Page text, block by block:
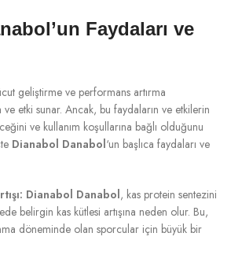
Faydaları ve
geliştirme ve performans artırma
etki sunar. Ancak, bu faydaların ve etkilerin
ve kullanım koşullarına bağlı olduğunu
Dianabol Danabol‘un başlıca faydaları ve
Dianabol Danabol, kas protein sentezini
belirgin kas kütlesi artışına neden olur. Bu,
döneminde olan sporcular için büyük bir